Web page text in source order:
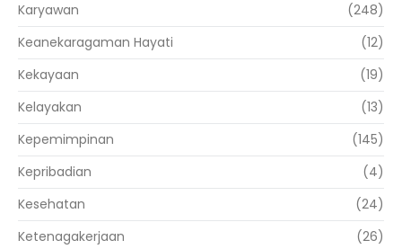
Karyawan
(248)
Keanekaragaman Hayati
(12)
Kekayaan
(19)
Kelayakan
(13)
Kepemimpinan
(145)
Kepribadian
(4)
Kesehatan
(24)
Ketenagakerjaan
(26)